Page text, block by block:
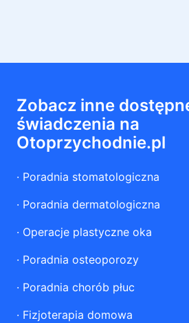
Zobacz inne
świadczenia na
Otoprzychodnie.pl
· Poradnia stomatologiczna
· Poradnia dermatologiczna
· Operacje plastyczne oka
· Poradnia osteoporozy
· Poradnia chorób płuc
· Fizjoterapia domowa